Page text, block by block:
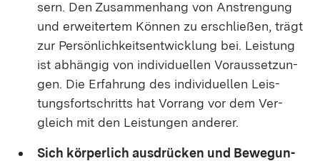
sern. Den Zu­sam­men­hang von An­stren­gung
und er­wei­ter­tem Kön­nen zu er­schlie­ßen, trägt
zur Per­sön­lich­keits­ent­wick­lung bei. Leis­tung
ist ab­hän­gig von in­di­vi­du­el­len Vor­aus­set­zun­
gen. Die Er­fah­rung des in­di­vi­du­el­len Leis­
tungs­fort­schritts hat Vor­rang vor dem Ver­
gleich mit den Leis­tun­gen an­de­rer.
Sich kör­per­lich aus­drü­cken und Be­we­gun­